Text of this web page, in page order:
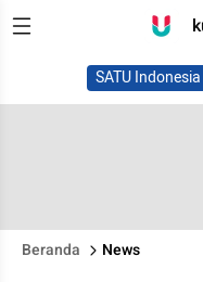
SATU
Beranda News